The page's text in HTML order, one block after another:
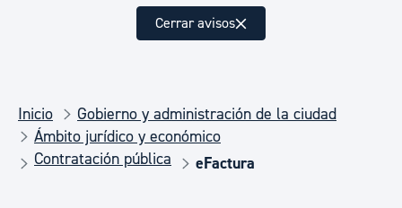
Cerrar avisos
Inicio
Gobierno y administración de la ciudad
Ámbito jurídico y económico
Contratación pública
eFactura